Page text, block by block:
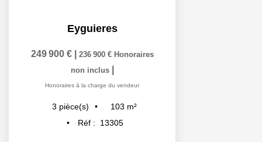
Eyguieres
249 900 € 236 900 € Honoraires
non inclus
Honoraires à la charge du vendeur
3 pièce(s) 103 m²
Réf :
13305